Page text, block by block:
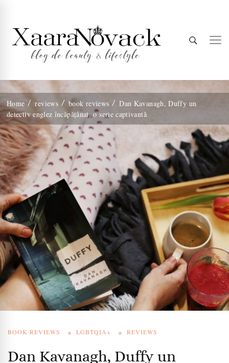
Xaara
Novack
Home reviews book reviews
Dan Kavanagh, Duffy un
detectiv englez încăpățânat, o serie captivantă
BOOK REVIEWS LGBTQIA+ REVIEWS
Dan Kavanagh, Duffy un